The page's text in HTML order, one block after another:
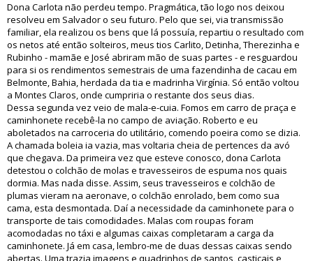
Dona Carlota não perdeu tempo. Pragmática, tão logo nos deixou
resolveu em Salvador o seu futuro. Pelo que sei, via transmissão
familiar, ela realizou os bens que lá possuía, repartiu o resultado com
os netos até então solteiros, meus tios Carlito, Detinha, Therezinha e
Rubinho - mamãe e José abriram mão de suas partes - e resguardou
para si os rendimentos semestrais de uma fazendinha de cacau em
Belmonte, Bahia, herdada da tia e madrinha Virgínia. Só então voltou
a Montes Claros, onde cumpriria o restante dos seus dias.
Dessa segunda vez veio de mala-e-cuia. Fomos em carro de praça e
caminhonete recebê-la no campo de aviação. Roberto e eu
aboletados na carroceria do utilitário, comendo poeira como se dizia.
A chamada boleia ia vazia, mas voltaria cheia de pertences da avó
que chegava. Da primeira vez que esteve conosco, dona Carlota
detestou o colchão de molas e travesseiros de espuma nos quais
dormia. Mas nada disse. Assim, seus travesseiros e colchão de
plumas vieram na aeronave, o colchão enrolado, bem como sua
cama, esta desmontada. Daí a necessidade da caminhonete para o
transporte de tais comodidades. Malas com roupas foram
acomodadas no táxi e algumas caixas completaram a carga da
caminhonete. Já em casa, lembro-me de duas dessas caixas sendo
abertas. Uma trazia imagens e quadrinhos de santos, castiçais e